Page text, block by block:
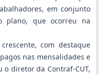
em conjunto
plano, que ocorreu na
com destaque
nas mensalidades e
o diretor da Contraf-CUT,